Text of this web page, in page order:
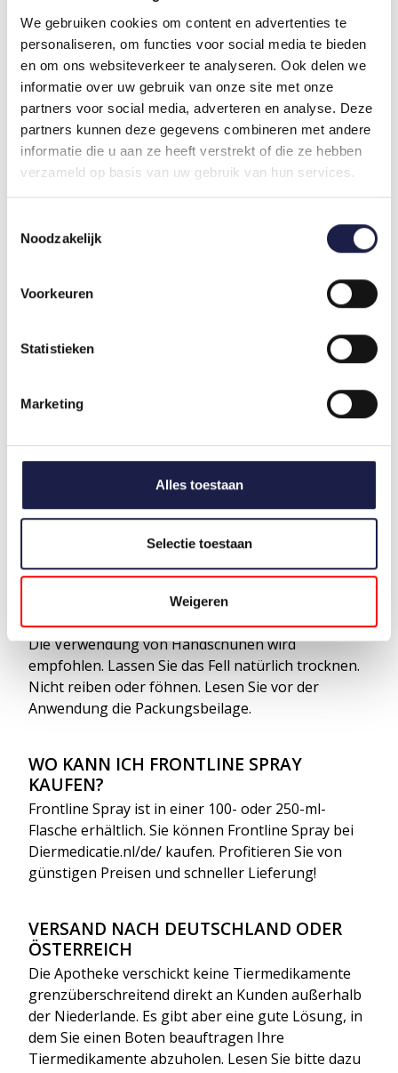
We gebruiken cookies om content en advertenties te
personaliseren, om functies voor social media te bieden
en om ons websiteverkeer te analyseren. Ook delen we
informatie over uw gebruik van onze site met onze
partners voor social media, adverteren en analyse. Deze
partners kunnen deze gegevens combineren met andere
informatie die u aan ze heeft verstrekt of die ze hebben
verzameld op basis van uw gebruik van hun services.
Noodzakelijk
Voorkeuren
Statistieken
Marketing
Alles toestaan
Selectie toestaan
Weigeren
Einfaches Auftragen und Dosieren mit der
Sprühflasche;
Beim Aufsprühen bildet das Tierarzneimittel
einen Film, der das Fell glänzen lässt;
Sobald das Fell trocken ist, kann der Hund/die
Katze wieder angefasst werden;
Wirksam gegen Flöhe für 3 Monate und gegen
Zecken für 1 Monat bei Hunden;
Wirkt bis zu 6 Wochen lang gegen Flöhe bei
Katzen.
Die Menge des Frontline-Sprays hängt vom
Körpergewicht sowie von der Länge und Dichte
des Fells ab. Die Dosierungstabelle finden Sie in
der Packungsbeilage. Frontline Spray gibt es in
Flasche mit 100 ml: 1 x Pumpe entspricht 0,5 ml.
Flasche mit 250 oder 500 ml: 1 Pumpe entspricht
FRONTLINE SPRAY ANWENDUNG
sollte das Tier nicht gewaschen werden, da dies die
Fettschicht auf der Haut abwaschen kann. Sprühen
Sie die gesamte Schicht aus einer Entfernung von
dass das gesamte Fell nass wird. Massieren Sie das
Fell, insbesondere bei langhaarigen Tieren, damit
das Tierarzneimittel in die Haut eindringen kann.
Die Verwendung von Handschuhen wird
empfohlen. Lassen Sie das Fell natürlich trocknen.
Nicht reiben oder föhnen. Lesen Sie vor der
Anwendung die Packungsbeilage.
WO KANN ICH FRONTLINE SPRAY
KAUFEN?
Frontline Spray ist in einer 100- oder 250-ml-
Flasche erhältlich. Sie können Frontline Spray bei
Diermedicatie.nl/de/ kaufen. Profitieren Sie von
günstigen Preisen und schneller Lieferung!
VERSAND NACH DEUTSCHLAND ODER
ÖSTERREICH
Die Apotheke verschickt keine Tiermedikamente
grenzüberschreitend direkt an Kunden außerhalb
der Niederlande. Es gibt aber eine gute Lösung, in
dem Sie einen Boten beauftragen Ihre
Tiermedikamente abzuholen. Lesen Sie bitte dazu